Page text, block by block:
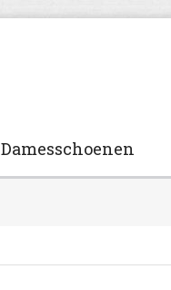
Damesschoenen